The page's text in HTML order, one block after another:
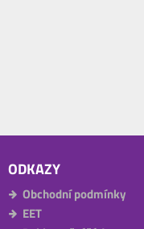
ODKAZY
Obchodní podmínky
EET